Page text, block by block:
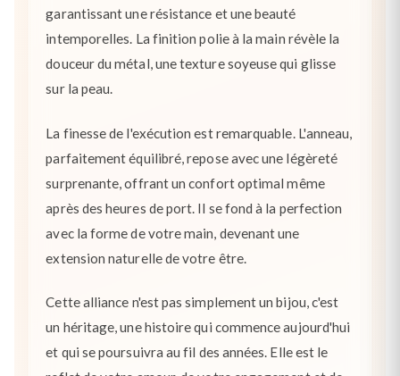
garantissant une résistance et une beauté
intemporelles. La finition polie à la main révèle la
douceur du métal, une texture soyeuse qui glisse
sur la peau.
La finesse de l'exécution est remarquable. L'anneau,
parfaitement équilibré, repose avec une légèreté
surprenante, offrant un confort optimal même
après des heures de port. Il se fond à la perfection
avec la forme de votre main, devenant une
extension naturelle de votre être.
Cette alliance n'est pas simplement un bijou, c'est
un héritage, une histoire qui commence aujourd'hui
et qui se poursuivra au fil des années. Elle est le